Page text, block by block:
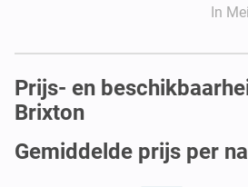
In Mei
Prijs- en
Brixton
Gemiddelde prijs per